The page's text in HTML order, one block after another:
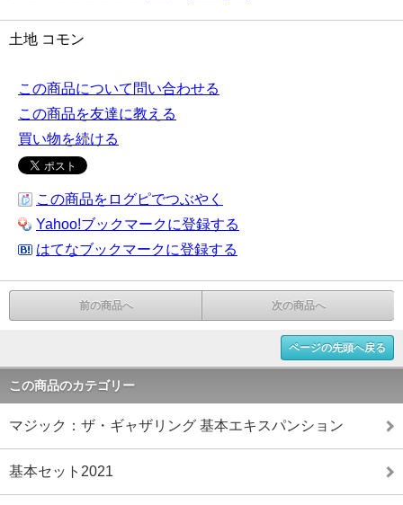
土地 コモン
この商品について問い合わせる
この商品を友達に教える
買い物を続ける
この商品をログピでつぶやく
Yahoo!ブックマークに登録する
はてなブックマークに登録する
前の商品へ 次の商品へ
ページの先頭へ戻る
この商品のカテゴリー
マジック：ザ・ギャザリング 基本エキスパンション
基本セット2021